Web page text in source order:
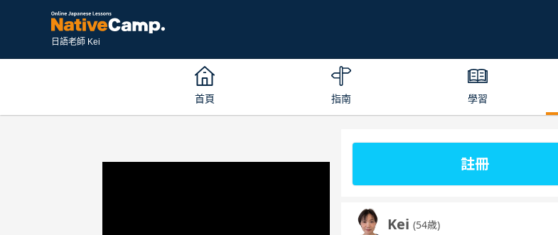
日語老師 Kei
首頁 指南 學習
註冊
Kei (54歳)